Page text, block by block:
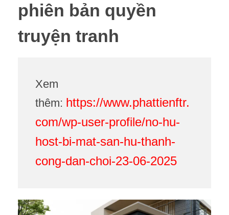
phiên bản quyền
truyện tranh
Xem
thêm: https://www.phattienftr.
com/wp-user-profile/no-hu-
host-bi-mat-san-hu-thanh-
cong-dan-choi-23-06-2025